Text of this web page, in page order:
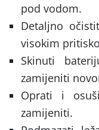
pod vodom.
Detaljno
visokim
Skinuti
zamijeniti
Oprati i
zamijeniti.